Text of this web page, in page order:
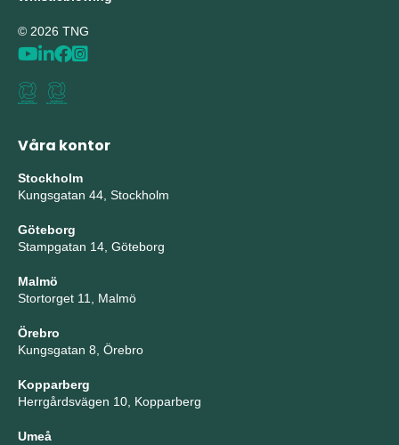
© 2026 TNG
Våra kontor
Stockholm
Kungsgatan 44, Stockholm
Göteborg
Stampgatan 14, Göteborg
Malmö
Stortorget 11, Malmö
Örebro
Kungsgatan 8, Örebro
Kopparberg
Herrgårdsvägen 10, Kopparberg
Umeå